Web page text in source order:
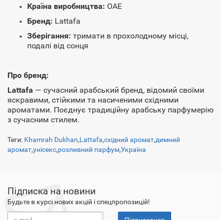
Країна виробництва: ОАЕ
Бренд: Lattafa
Зберігання: тримати в прохолодному місці,
подалі від сонця
Про бренд:
Lattafa — сучасний арабський бренд, відомий своїми
яскравими, стійкими та насиченими східними
ароматами. Поєднує традиційну арабську парфумерію
з сучасним стилем.
Теги: Khamrah Dukhan,Lattafa,східний аромат,димний
аромат,унісекс,розливний парфум,Україна
Підписка на новини
Будьте в курсі нових акцій і спецпропозицій!